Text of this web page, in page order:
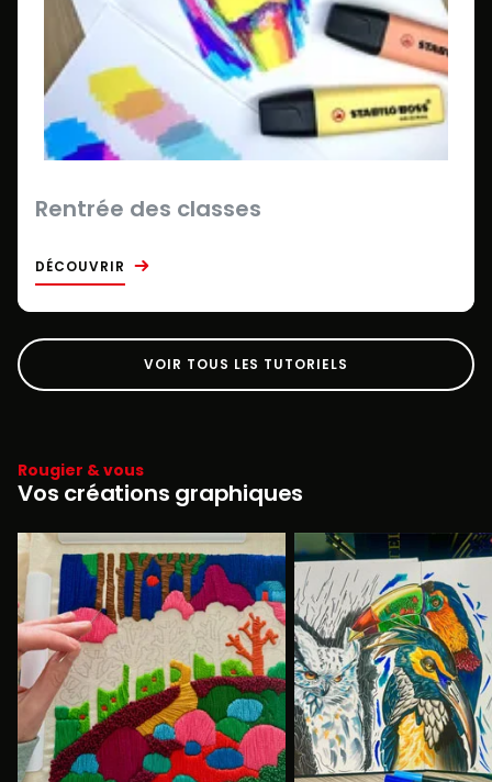
Rentrée des classes
DÉCOUVRIR
VOIR TOUS LES TUTORIELS
Rougier & vous
Vos créations graphiques